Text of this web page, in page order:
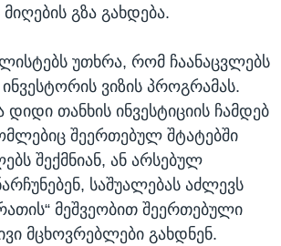
გზა გახდება.
უთხრა, რომ ჩაანაცვლებს
ვიზის პროგრამას.
თანხის ინვესტიციის ჩამდებ
შეერთებულ შტატებში
შექმნიან, ან არსებულ
საშუალებას აძლევს
მეშვეობით შეერთებული
მცხოვრებლები გახდნენ.